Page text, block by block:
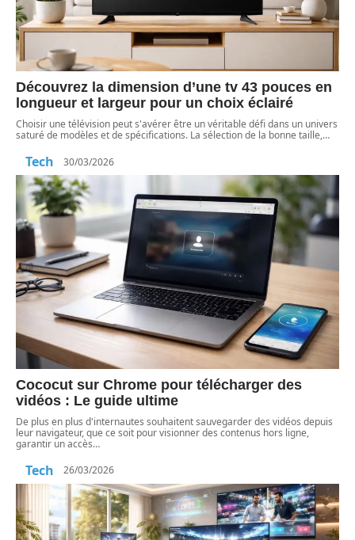
Découvrez la dimension d’une tv 43 pouces en
longueur et largeur pour un choix éclairé
Choisir une télévision peut s'avérer être un véritable défi dans un univers
saturé de modèles et de spécifications. La sélection de la bonne taille,…
Tech 30/03/2026
Cococut sur Chrome pour télécharger des
vidéos : Le guide ultime
De plus en plus d'internautes souhaitent sauvegarder des vidéos depuis
leur navigateur, que ce soit pour visionner des contenus hors ligne,
garantir un accès…
Tech 26/03/2026